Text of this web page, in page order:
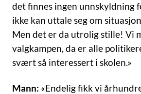
det finnes ingen unnskyldning
ikke kan uttale seg om
Men det er da utrolig stille! Vi
valgkampen, da er alle
svært så interessert i skolen.»
Mann: «Endelig fikk vi